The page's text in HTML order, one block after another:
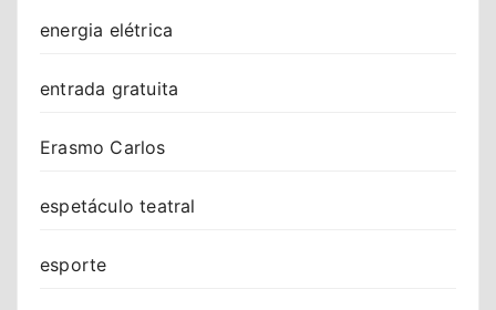
energia elétrica
entrada gratuita
Erasmo Carlos
espetáculo teatral
esporte